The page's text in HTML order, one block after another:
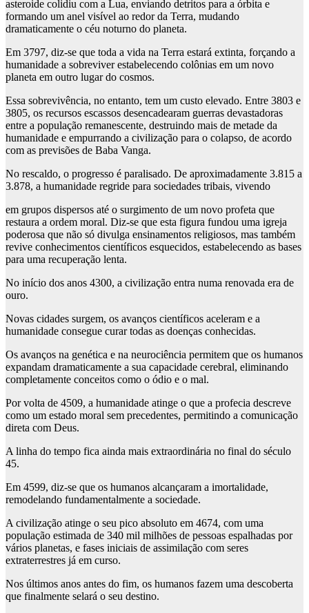
asteroide colidiu com a Lua, enviando detritos para a órbita e
formando um anel visível ao redor da Terra, mudando
dramaticamente o céu noturno do planeta.
Em 3797, diz-se que toda a vida na Terra estará extinta, forçando a
humanidade a sobreviver estabelecendo colônias em um novo
planeta em outro lugar do cosmos.
Essa sobrevivência, no entanto, tem um custo elevado. Entre 3803 e
3805, os recursos escassos desencadearam guerras devastadoras
entre a população remanescente, destruindo mais de metade da
humanidade e empurrando a civilização para o colapso, de acordo
com as previsões de Baba Vanga.
No rescaldo, o progresso é paralisado. De aproximadamente 3.815 a
3.878, a humanidade regride para sociedades tribais, vivendo
em grupos dispersos até o surgimento de um novo profeta que
restaura a ordem moral. Diz-se que esta figura fundou uma igreja
poderosa que não só divulga ensinamentos religiosos, mas também
revive conhecimentos científicos esquecidos, estabelecendo as bases
para uma recuperação lenta.
No início dos anos 4300, a civilização entra numa renovada era de
ouro.
Novas cidades surgem, os avanços científicos aceleram e a
humanidade consegue curar todas as doenças conhecidas.
Os avanços na genética e na neurociência permitem que os humanos
expandam dramaticamente a sua capacidade cerebral, eliminando
completamente conceitos como o ódio e o mal.
Por volta de 4509, a humanidade atinge o que a profecia descreve
como um estado moral sem precedentes, permitindo a comunicação
direta com Deus.
A linha do tempo fica ainda mais extraordinária no final do século
45.
Em 4599, diz-se que os humanos alcançaram a imortalidade,
remodelando fundamentalmente a sociedade.
A civilização atinge o seu pico absoluto em 4674, com uma
população estimada de 340 mil milhões de pessoas espalhadas por
vários planetas, e fases iniciais de assimilação com seres
extraterrestres já em curso.
Nos últimos anos antes do fim, os humanos fazem uma descoberta
que finalmente selará o seu destino.